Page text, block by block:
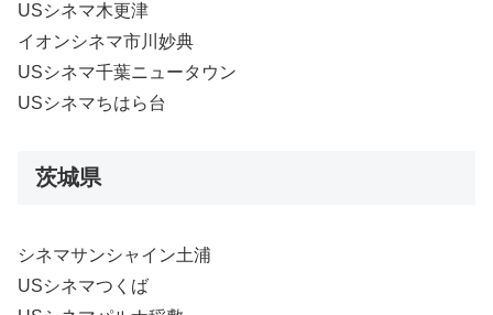
USシネマ木更津
イオンシネマ市川妙典
USシネマ千葉ニュータウン
USシネマちはら台
茨城県
シネマサンシャイン土浦
USシネマつくば